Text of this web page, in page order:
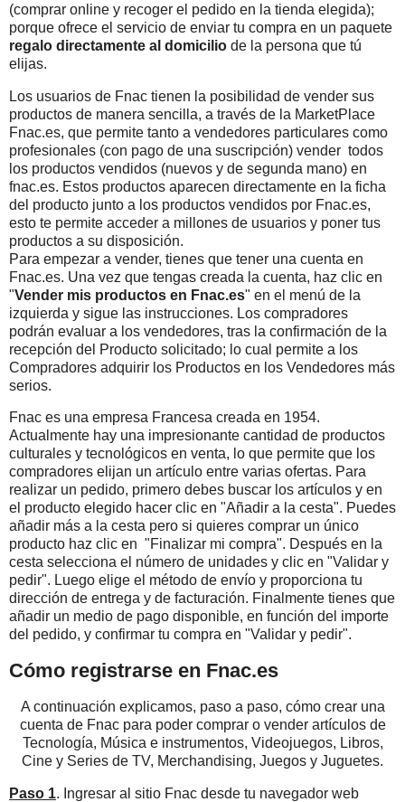
(comprar online y recoger el pedido en la tienda elegida);
porque ofrece el servicio de enviar tu compra en un paquete
regalo directamente al domicilio de la persona que tú
elijas.
Los usuarios de Fnac tienen la posibilidad de vender sus
productos de manera sencilla, a través de la MarketPlace
Fnac.es, que permite tanto a vendedores particulares como
profesionales (con pago de una suscripción) vender todos
los productos vendidos (nuevos y de segunda mano) en
fnac.es. Estos productos aparecen directamente en la ficha
del producto junto a los productos vendidos por Fnac.es,
esto te permite acceder a millones de usuarios y poner tus
productos a su disposición.
Para empezar a vender, tienes que tener una cuenta en
Fnac.es. Una vez que tengas creada la cuenta, haz clic en
"Vender mis productos en Fnac.es" en el menú de la
izquierda y sigue las instrucciones. Los compradores
podrán evaluar a los vendedores, tras la confirmación de la
recepción del Producto solicitado; lo cual permite a los
Compradores adquirir los Productos en los Vendedores más
serios.
Fnac es una empresa Francesa creada en 1954.
Actualmente hay una impresionante cantidad de productos
culturales y tecnológicos en venta, lo que permite que los
compradores elijan un artículo entre varias ofertas. Para
realizar un pedido, primero debes buscar los artículos y en
el producto elegido hacer clic en "Añadir a la cesta". Puedes
añadir más a la cesta pero si quieres comprar un único
producto haz clic en "Finalizar mi compra". Después en la
cesta selecciona el número de unidades y clic en "Validar y
pedir". Luego elige el método de envío y proporciona tu
dirección de entrega y de facturación. Finalmente tienes que
añadir un medio de pago disponible, en función del importe
del pedido, y confirmar tu compra en "Validar y pedir".
Cómo registrarse en Fnac.es
A continuación explicamos, paso a paso, cómo crear una
cuenta de Fnac para poder comprar o vender artículos de
Tecnología, Música e instrumentos, Videojuegos, Libros,
Cine y Series de TV, Merchandising, Juegos y Juguetes.
Paso 1. Ingresar al sitio Fnac desde tu navegador web